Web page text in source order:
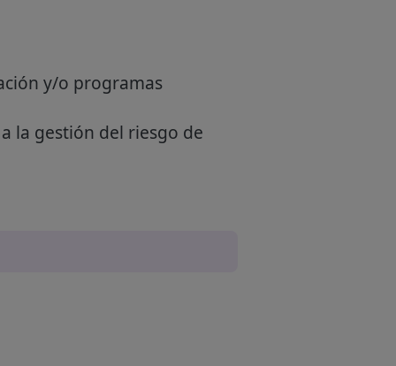
y/o programas
la gestión del riesgo de